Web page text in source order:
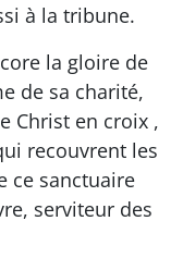
à la tribune.
la gloire de
de sa charité,
Christ en croix ,
recouvrent les
ce sanctuaire
serviteur des